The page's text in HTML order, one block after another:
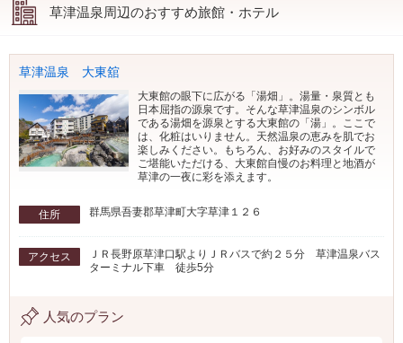
草津温泉周辺のおすすめ旅館・ホテル
草津温泉 大東舘
大東館の眼下に広がる「湯畑」。湯量・泉質とも
日本屈指の源泉です。そんな草津温泉のシンボル
である湯畑を源泉とする大東館の「湯」。ここで
は、化粧はいりません。天然温泉の恵みを肌でお
楽しみください。もちろん、お好みのスタイルで
ご堪能いただける、大東館自慢のお料理と地酒が
草津の一夜に彩を添えます。
住所 群馬県吾妻郡草津町大字草津１２６
アクセス
ＪＲ長野原草津口駅よりＪＲバスで約２５分 草津温泉バス
ターミナル下車 徒歩5分
人気のプラン